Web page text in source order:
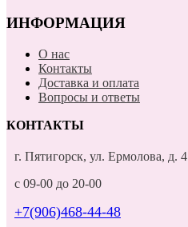
ИНФОРМАЦИЯ
О нас
Контакты
Доставка и оплата
Вопросы и ответы
КОНТАКТЫ
г. Пятигорск, ул. Ермолова, д. 4
с 09-00 до 20-00
+7(906)468-44-48